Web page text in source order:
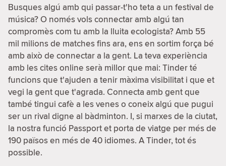
Busques algú amb qui passar-t'ho teta a un festival de
música? O només vols connectar amb algú tan
compromès com tu amb la lluita ecologista? Amb 55
mil milions de matches fins ara, ens en sortim força bé
amb això de connectar a la gent. La teva experiència
amb les cites online serà millor que mai: Tinder té
funcions que t'ajuden a tenir màxima visibilitat i que et
vegi la gent que t'agrada. Connecta amb gent que
també tingui cafè a les venes o coneix algú que pugui
ser un rival digne al bàdminton. I, si marxes de la ciutat,
la nostra funció Passport et porta de viatge per més de
190 països en més de 40 idiomes. A Tinder, tot és
possible.